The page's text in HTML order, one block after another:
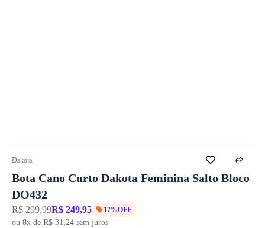
Dakota
Bota Cano Curto Dakota Feminina Salto Bloco
DO432
R$ 299,99R$ 249,95 17%OFF
ou 8x de R$ 31,24 sem juros